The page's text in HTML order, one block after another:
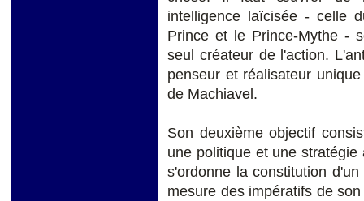
intelligence laïcisée - celle
Prince et le Prince-Mythe -
seul créateur de l'action.
penseur et réalisateur
de Machiavel.
Son deuxième objectif
une politique et une
s'ordonne la constitution
mesure des impératifs de